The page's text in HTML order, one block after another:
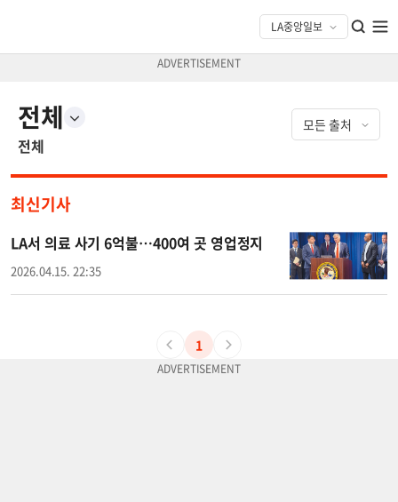
전체
전체
최신기사
LA서 의료 사기 6억불…400여 곳 영업정지
2026.04.15. 22:35
1